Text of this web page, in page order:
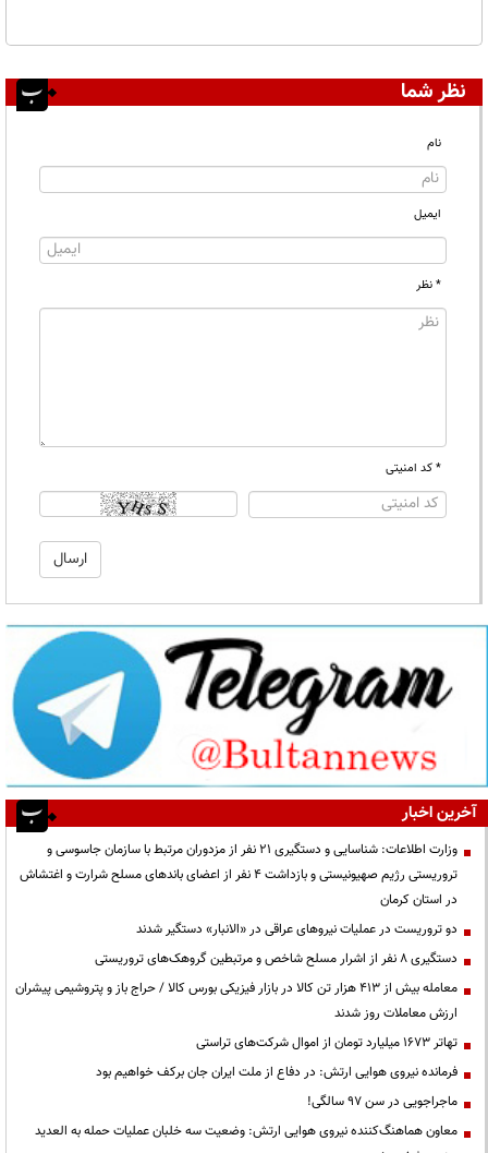
نظر شما
نام
ایمیل
* نظر
* کد امنیتی
آخرین اخبار
وزارت اطلاعات: شناسایی و دستگیری ۲۱ نفر از مزدوران مرتبط با سازمان جاسوسی و
تروریستی رژیم صهیونیستی و بازداشت ۴ نفر از اعضای باندهای مسلح شرارت و اغتشاش
در استان کرمان
دو تروریست در عملیات نیروهای عراقی در «الانبار» دستگیر شدند
دستگیری ۸ نفر از اشرار مسلح شاخص و مرتبطین گروهک‌های تروریستی
معامله بیش از ۴۱۳ هزار تن کالا در بازار فیزیکی بورس کالا / حراج باز و پتروشیمی پیشران
ارزش معاملات روز شدند
تهاتر ۱۶۷۳ میلیارد تومان از اموال شرکت‌های تراستی
فرمانده نیروی هوایی ارتش: در دفاع از ملت ایران جان برکف خواهیم بود
ماجراجویی در سن ۹۷ سالگی!
معاون هماهنگ‌کننده نیروی هوایی ارتش: وضعیت سه خلبان عملیات حمله به العدید